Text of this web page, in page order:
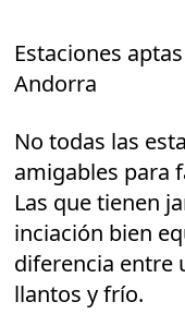
Estaciones
Andorra
No todas las
amigables para
Las que tienen
inciación bien
diferencia entre
llantos y frío.